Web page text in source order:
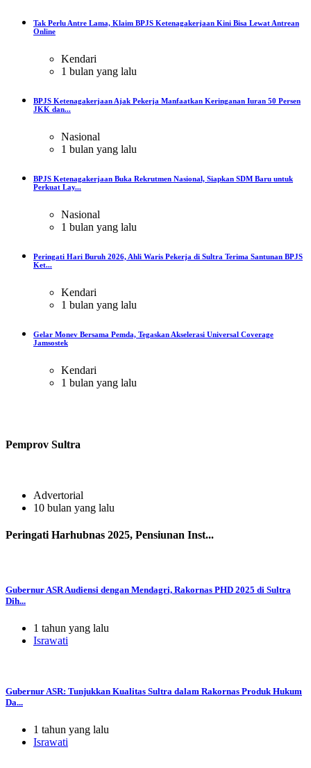
Tak Perlu Antre Lama, Klaim BPJS Ketenagakerjaan Kini Bisa Lewat Antrean
Online
Kendari
1 bulan yang lalu
BPJS Ketenagakerjaan Ajak Pekerja Manfaatkan Keringanan Iuran 50 Persen
JKK dan...
Nasional
1 bulan yang lalu
BPJS Ketenagakerjaan Buka Rekrutmen Nasional, Siapkan SDM Baru untuk
Perkuat Lay...
Nasional
1 bulan yang lalu
Peringati Hari Buruh 2026, Ahli Waris Pekerja di Sultra Terima Santunan BPJS
Ket...
Kendari
1 bulan yang lalu
Gelar Monev Bersama Pemda, Tegaskan Akselerasi Universal Coverage
Jamsostek
Kendari
1 bulan yang lalu
Pemprov Sultra
Advertorial
10 bulan yang lalu
Peringati Harhubnas 2025, Pensiunan Inst...
Gubernur ASR Audiensi dengan Mendagri, Rakornas PHD 2025 di Sultra
Dih...
1 tahun yang lalu
Israwati
Gubernur ASR: Tunjukkan Kualitas Sultra dalam Rakornas Produk Hukum
Da...
1 tahun yang lalu
Israwati